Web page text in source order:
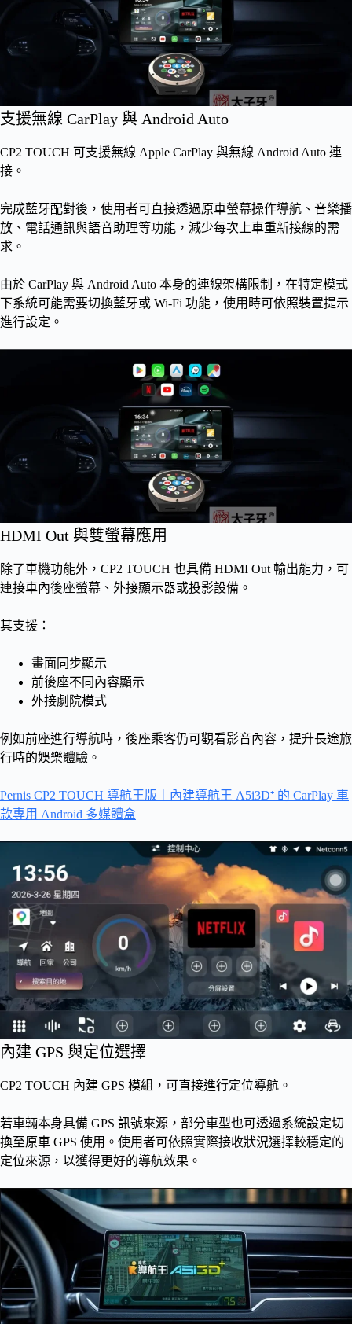
支援無線 CarPlay 與 Android Auto
CP2 TOUCH 可支援無線 Apple CarPlay 與無線 Android Auto 連
接。
完成藍牙配對後，使用者可直接透過原車螢幕操作導航、音樂播
放、電話通訊與語音助理等功能，減少每次上車重新接線的需
求。
由於 CarPlay 與 Android Auto 本身的連線架構限制，在特定模式
下系統可能需要切換藍牙或 Wi-Fi 功能，使用時可依照裝置提示
進行設定。
HDMI Out 與雙螢幕應用
除了車機功能外，CP2 TOUCH 也具備 HDMI Out 輸出能力，可
連接車內後座螢幕、外接顯示器或投影設備。
其支援：
畫面同步顯示
前後座不同內容顯示
外接劇院模式
例如前座進行導航時，後座乘客仍可觀看影音內容，提升長途旅
行時的娛樂體驗。
Pernis CP2 TOUCH 導航王版｜內建導航王 A5i3D⁺ 的 CarPlay 車
款專用 Android 多媒體盒
內建 GPS 與定位選擇
CP2 TOUCH 內建 GPS 模組，可直接進行定位導航。
若車輛本身具備 GPS 訊號來源，部分車型也可透過系統設定切
換至原車 GPS 使用。使用者可依照實際接收狀況選擇較穩定的
定位來源，以獲得更好的導航效果。